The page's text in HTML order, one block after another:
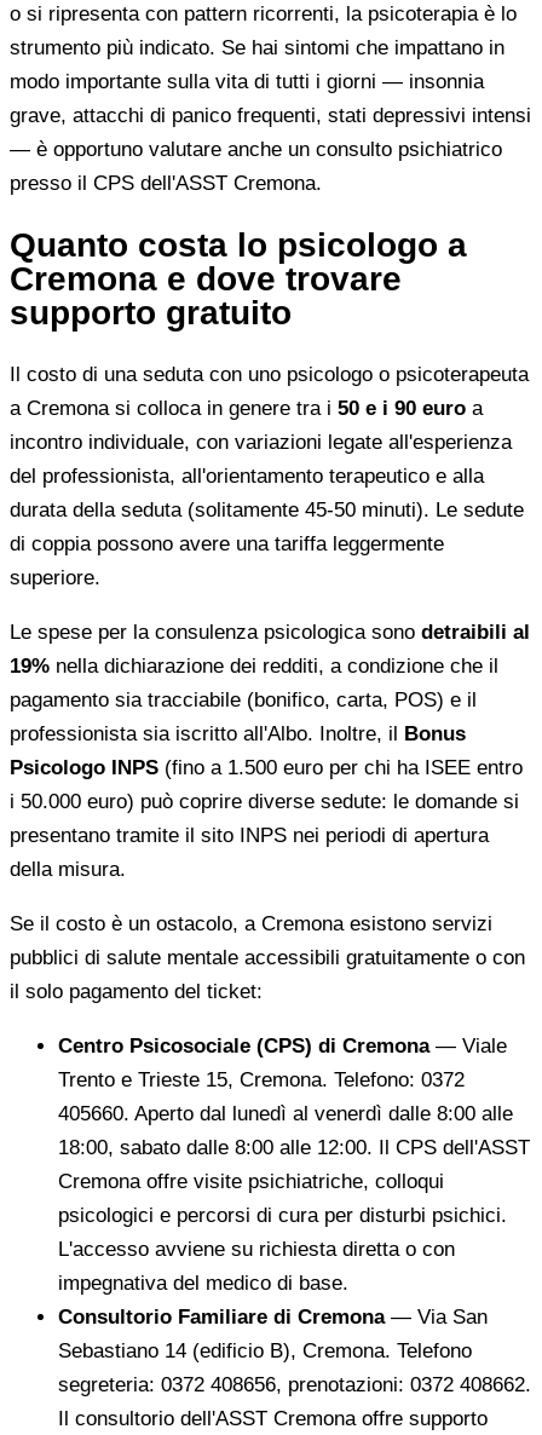
o si ripresenta con pattern ricorrenti, la psicoterapia è lo
strumento più indicato. Se hai sintomi che impattano in
modo importante sulla vita di tutti i giorni — insonnia
grave, attacchi di panico frequenti, stati depressivi intensi
— è opportuno valutare anche un consulto psichiatrico
presso il CPS dell'ASST Cremona.
Quanto costa lo psicologo a
Cremona e dove trovare
supporto gratuito
Il costo di una seduta con uno psicologo o psicoterapeuta
a Cremona si colloca in genere tra i 50 e i 90 euro a
incontro individuale, con variazioni legate all'esperienza
del professionista, all'orientamento terapeutico e alla
durata della seduta (solitamente 45-50 minuti). Le sedute
di coppia possono avere una tariffa leggermente
superiore.
Le spese per la consulenza psicologica sono detraibili al
19% nella dichiarazione dei redditi, a condizione che il
pagamento sia tracciabile (bonifico, carta, POS) e il
professionista sia iscritto all'Albo. Inoltre, il Bonus
Psicologo INPS (fino a 1.500 euro per chi ha ISEE entro
i 50.000 euro) può coprire diverse sedute: le domande si
presentano tramite il sito INPS nei periodi di apertura
della misura.
Se il costo è un ostacolo, a Cremona esistono servizi
pubblici di salute mentale accessibili gratuitamente o con
il solo pagamento del ticket:
Centro Psicosociale (CPS) di Cremona— Viale
Trento e Trieste 15, Cremona. Telefono: 0372
405660. Aperto dal lunedì al venerdì dalle 8:00 alle
18:00, sabato dalle 8:00 alle 12:00. Il CPS dell'ASST
Cremona offre visite psichiatriche, colloqui
psicologici e percorsi di cura per disturbi psichici.
L'accesso avviene su richiesta diretta o con
impegnativa del medico di base.
Consultorio Familiare di Cremona— Via San
Sebastiano 14 (edificio B), Cremona. Telefono
segreteria: 0372 408656, prenotazioni: 0372 408662.
Il consultorio dell'ASST Cremona offre supporto